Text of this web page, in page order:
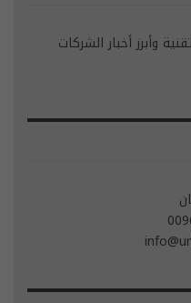
وأبرز أخبار الشركات